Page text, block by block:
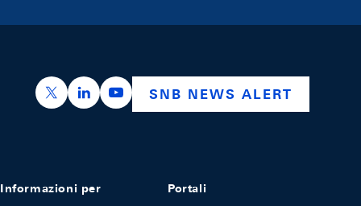
https://x.com/snb_bns
https://ch.linkedin.com/company/swiss-
https://www.youtube.com/
SNB NEWS ALERT
Informazioni per Portali